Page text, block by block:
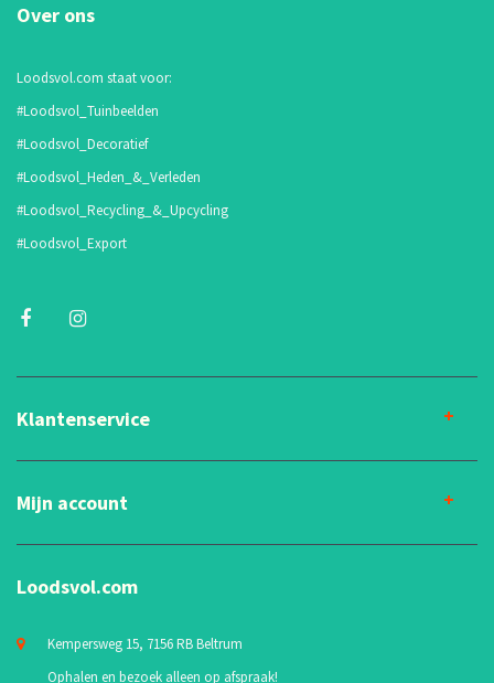
Over ons
Loodsvol.com staat voor:
#Loodsvol_Tuinbeelden
#Loodsvol_Decoratief
#Loodsvol_Heden_&_Verleden
#Loodsvol_Recycling_&_Upcycling
#Loodsvol_Export
Klantenservice
Mijn account
Loodsvol.com
Kempersweg 15, 7156 RB Beltrum
Ophalen en bezoek alleen op afspraak!